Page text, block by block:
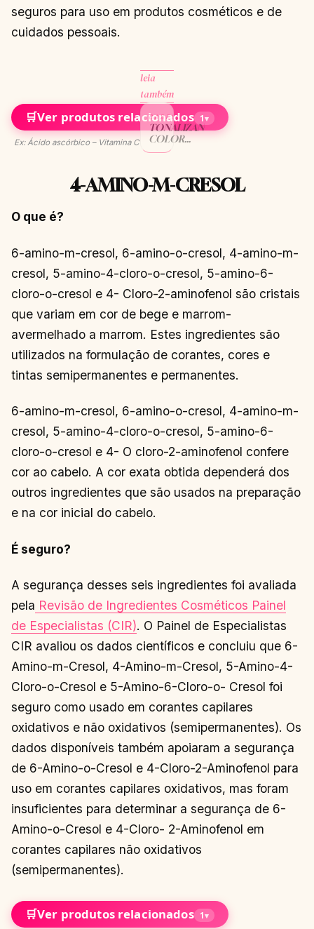
seguros para uso em produtos cosméticos e de
cuidados pessoais.
leia
também
CABELOS
TONALIZANTE
COLOR
TOUCH
CONTINUAR
LENDO →
🛒Ver produtos relacionados 1▾
Ex: Ácido ascórbico – Vitamina C
4-AMINO-M-CRESOL
O que é?
6-amino-m-cresol, 6-amino-o-cresol, 4-amino-m-
cresol, 5-amino-4-cloro-o-cresol, 5-amino-6-
cloro-o-cresol e 4- Cloro-2-aminofenol são cristais
que variam em cor de bege e marrom-
avermelhado a marrom. Estes ingredientes são
utilizados na formulação de corantes, cores e
tintas semipermanentes e permanentes.
6-amino-m-cresol, 6-amino-o-cresol, 4-amino-m-
cresol, 5-amino-4-cloro-o-cresol, 5-amino-6-
cloro-o-cresol e 4- O cloro-2-aminofenol confere
cor ao cabelo. A cor exata obtida dependerá dos
outros ingredientes que são usados ​​na preparação
e na cor inicial do cabelo.
É seguro?
A segurança desses seis ingredientes foi avaliada
pela Revisão de Ingredientes Cosméticos Painel
de Especialistas (CIR). O Painel de Especialistas
CIR avaliou os dados científicos e concluiu que 6-
Amino-m-Cresol, 4-Amino-m-Cresol, 5-Amino-4-
Cloro-o-Cresol e 5-Amino-6-Cloro-o- Cresol foi
seguro como usado em corantes capilares
oxidativos e não oxidativos (semipermanentes). Os
dados disponíveis também apoiaram a segurança
de 6-Amino-o-Cresol e 4-Cloro-2-Aminofenol para
uso em corantes capilares oxidativos, mas foram
insuficientes para determinar a segurança de 6-
Amino-o-Cresol e 4-Cloro- 2-Aminofenol em
corantes capilares não oxidativos
(semipermanentes).
🛒Ver produtos relacionados 1▾